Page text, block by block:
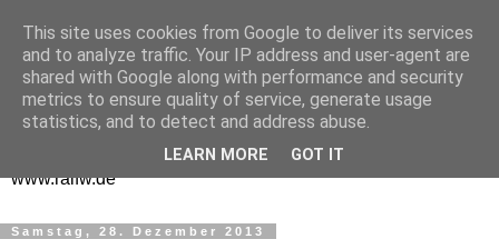
One Man Think Tank
Gedanken
Spontanes und Überlegtes aus meinem "Denkraum" -
www.ralfw.de
Samstag, 28. Dezember 2013
This site uses cookies from Google to deliver its services
and to analyze traffic. Your IP address and user-agent are
shared with Google along with performance and security
metrics to ensure quality of service, generate usage
statistics, and to detect and address abuse.
LEARN MORE GOT IT